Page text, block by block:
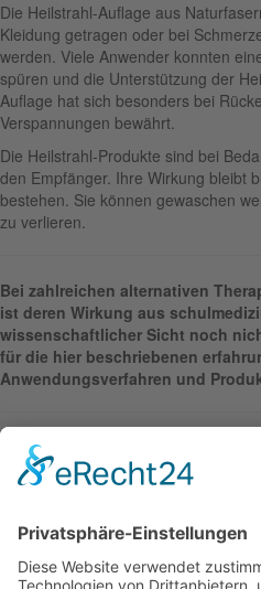
Die Heilstrahl-Auflage aus
Kleidung getragen oder bei
werden. Viele Anwender konnten
spüren und die Unterstützung der
Auflage hat sich besonders bei
Verspannungen bewährt.
Die Heilstrahl-Produkte sind bei
den Empfänger. Ihre Wirkung bleibt
bestehen. Sie können gewaschen
zu verlieren.
Bei zahlreichen alternativen
ist deren Wirkung aus
wissenschaftlicher Sicht noch
für die hier beschriebenen
Anwendungsverfahren und
Das Stoff-Design variiert und kann
Modellen abweichen.
Euro 45.-